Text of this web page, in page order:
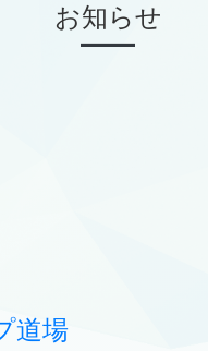
お知らせ
道場